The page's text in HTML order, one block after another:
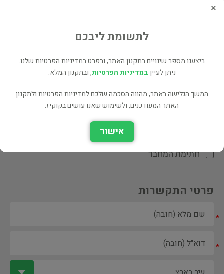
הקדשת המחבר\המתרגם
חתימת המחבר
פרטי התקשרות
*
*
×
לתשומת ליבכם
ביצענו מספר שינויים בתקנון האתר, ובפרט במדיניות הפרטיות שלנו.
ניתן לעייןבמדיניות הפרטיות, ובתקנון המלא.
המשך הגלישה באתר, מהווה הסכמה שלכם למדיניות הפרטיות ולתקנון
האתר המעודכנים, ולשימוש שאנו עושים בקוקיז.
אישור